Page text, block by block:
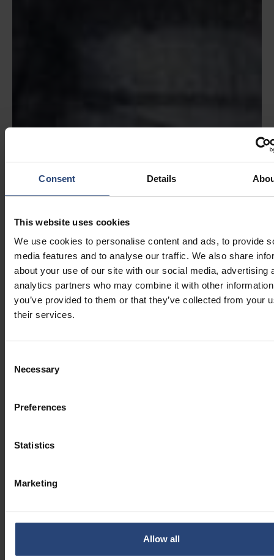
Consent Details
This website uses cookies
We use cookies to personalise content and ads, to provide
media features and to analyse our traffic. We also share
about your use of our site with our social media, advertising
analytics partners who may combine it with other
you’ve provided to them or that they’ve collected from your
their services.
Selection
Necessary
Preferences
Statistics
Marketing
Allow all